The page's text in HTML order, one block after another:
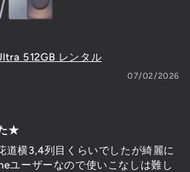
512GB レンタル
07/02/2026
★
道横3,4列目くらいでしたが綺麗に
ユーザーなので使いこなしは難し